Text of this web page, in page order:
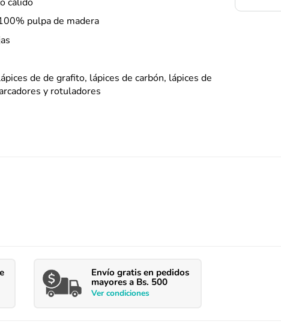
pulpa de madera
de de grafito, lápices de carbón, lápices de
y rotuladores
Envío gratis en pedidos
mayores a Bs. 500
Ver condiciones